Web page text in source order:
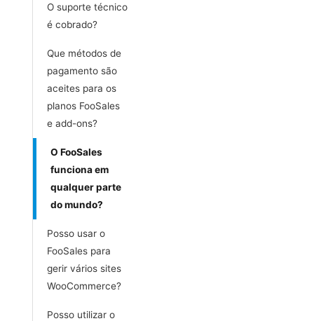
O suporte técnico
é cobrado?
Que métodos de
pagamento são
aceites para os
planos FooSales
e add-ons?
O FooSales
funciona em
qualquer parte
do mundo?
Posso usar o
FooSales para
gerir vários sites
WooCommerce?
Posso utilizar o